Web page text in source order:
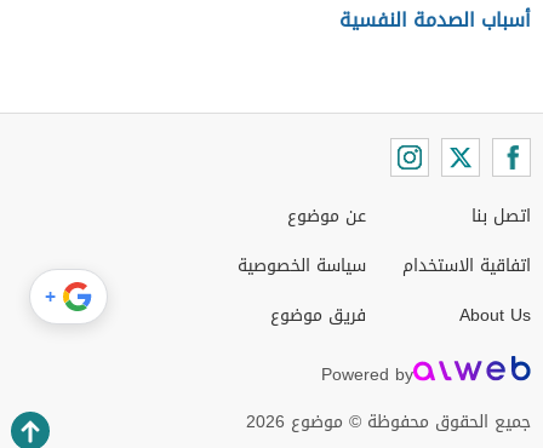
أسباب الصدمة النفسية
اتصل بنا
اتفاقية الاستخدام
About Us
عن موضوع
سياسة الخصوصية
فريق موضوع
Powered by
جميع الحقوق محفوظة © موضوع 2026
+